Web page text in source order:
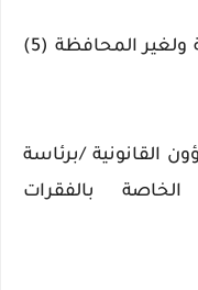
13. يمنح ابن المحافظة (20) درجة ولغير المحافظة (5)
القانونية /برئاسة
بالفقرات